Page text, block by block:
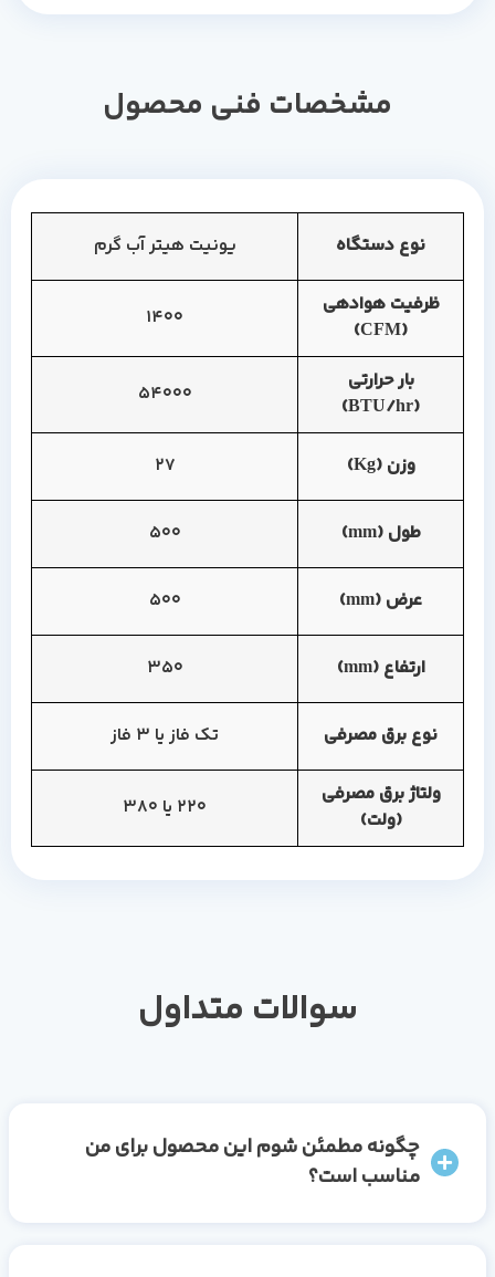
مشخصات فنی محصول
نوع دستگاه یونیت هیتر آب گرم
ظرفیت هوادهی
1400
بار حرارتی
54000
وزن (Kg)
طول (mm)
عرض (mm)
ارتفاع (mm) 350
نوع برق مصرفی تک فاز یا 3 فاز
ولتاژ برق مصرفی
(ولت)
سوالات متداول
چگونه مطمئن شوم این محصول برای من
مناسب است؟